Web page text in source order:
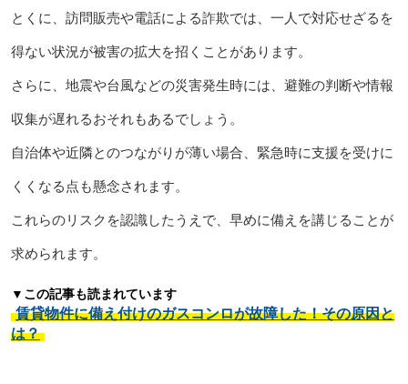
とくに、訪問販売や電話による詐欺では、一人で対応せざるを
得ない状況が被害の拡大を招くことがあります。
さらに、地震や台風などの災害発生時には、避難の判断や情報
収集が遅れるおそれもあるでしょう。
自治体や近隣とのつながりが薄い場合、緊急時に支援を受けに
くくなる点も懸念されます。
これらのリスクを認識したうえで、早めに備えを講じることが
求められます。
▼この記事も読まれています
賃貸物件に備え付けのガスコンロが故障した！その原因と
は？